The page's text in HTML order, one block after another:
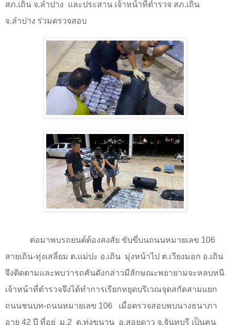
สภ.เถิน จ.ลำปาง และประสาน เจ้าหน้าที่ตำรวจ สภ.เถิน
จ.ลำปาง ร่วมตรวจสอบ
ต่อมาพบรถยนต์ต้องสงสัย ขับขี่บนถนนหมายเลข 106
สายเถิน-ทุ่งเสลี่ยม ต.แม่ปะ อ.เถิน มุ่งหน้าไป ต.เวียงมอก อ.เถิน
จึงติดตามและพบว่ารถคันดังกล่าวมีลักษณะพยายามจะหลบหนี
เจ้าหน้าที่ตำรวจจึงได้ทำการเรียกหยุดบริเวณจุดสกัดสามแยก
ถนนชนบท-ถนนหมายเลข 106
เมื่อตรวจสอบพบนางธนาภา
อายุ 42 ปี ที่อยู่ ม.2 ต.ทุ่งขนาน อ.สอยดาว จ.จันทบุรี เป็นคน